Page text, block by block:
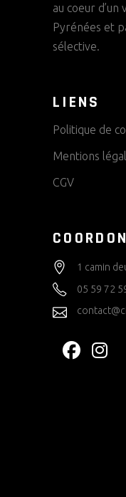
au coeur
Pyrénées et
sélective.
LIENS
Politique de
Mentions
CGV
1 camin
05 59 72